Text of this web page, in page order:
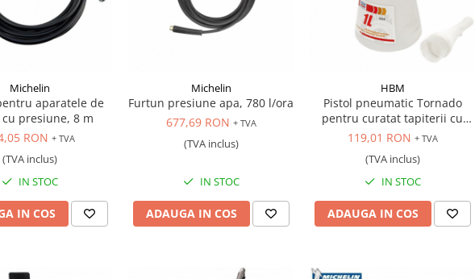
Michelin
aparatele de
presiune, 8 m
RON + TVA
(TVA inclus)
IN STOC
IN COS
Michelin
Furtun presiune apa, 780 l/ora
677,69 RON + TVA
(TVA inclus)
IN STOC
ADAUGA IN COS
HBM
Pistol pneumatic Tornado
pentru curatat tapiterii cu
duza rotativa
119,01 RON + TVA
(TVA inclus)
IN STOC
ADAUGA IN COS